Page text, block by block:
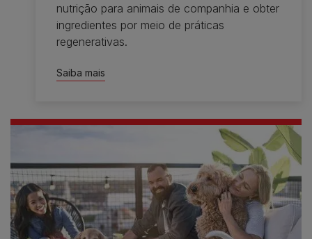
nutrição para animais de companhia e obter
ingredientes por meio de práticas
regenerativas.
Saiba mais